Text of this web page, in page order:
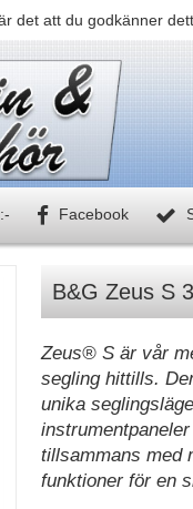
det att du godkänner
Facebook
B&G Zeus S
Zeus® S är vår
segling hittills.
unika
tillsammans med
funktioner för en